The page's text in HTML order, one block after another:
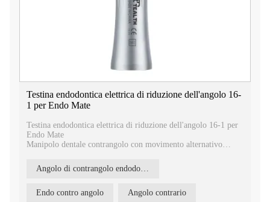
Testina endodontica elettrica di riduzione dell'angolo 16-
1 per Endo Mate
Testina endodontica elettrica di riduzione dell'angolo 16-1 per
Endo Mate
Manipolo dentale contrangolo con movimento alternativo
Angolo di contrangolo endodontico 16:1
Endo contro angolo Angolo contrario